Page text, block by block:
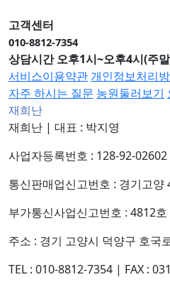
고객센터
010-8812-7354
상담시간 오후1시~오후4시(주
서비스이용약관 개인정보처리
자주 하시는 질문 농원둘러보기
재희난
재희난 | 대표 : 박지영
사업자등록번호 : 128-92-02602
통신판매업신고번호 : 경기고양
부가통신사업신고번호 : 4812호
주소 : 경기 고양시 덕양구 호국
TEL : 010-8812-7354 | FAX :